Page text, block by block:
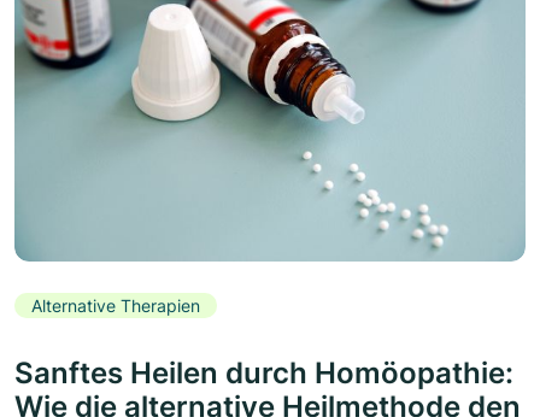
Alternative Therapien
Sanftes Heilen durch Homöopathie:
Wie die alternative Heilmethode den